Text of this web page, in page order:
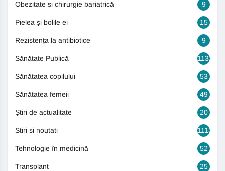
Obezitate si chirurgie bariatrică 9
Pielea și bolile ei 15
Rezistența la antibiotice 9
Sănătate Publică 1131
Sănătatea copilului 53
Sănătatea femeii 49
Știri de actualitate 20
Stiri si noutati 1113
Tehnologie în medicină 52
Transplant 25